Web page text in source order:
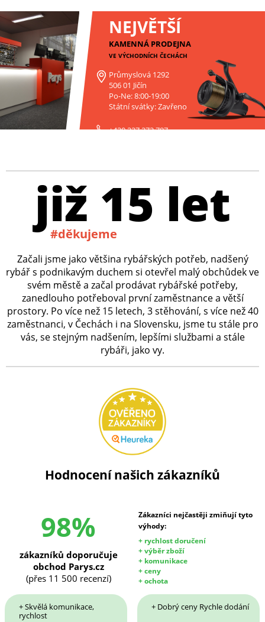
NEJVĚTŠÍ
KAMENNÁ PRODEJNA
VE VÝCHODNÍCH ČECHÁCH
Průmyslová 1292
506 01 Jičín
Po-Ne: 8:00-19:00
Státní svátky: Zavřeno
+420 227 272 797
již 15 let
#děkujeme
Začali jsme jako většina rybářských potřeb, nadšený
rybář s podnikavým duchem si otevřel malý obchůdek ve
svém městě a začal prodávat rybářské potřeby,
zanedlouho potřeboval první zaměstnance a větší
prostory. Po více než 15 letech, 3 stěhování, s více než 40
zaměstnanci, v Čechách i na Slovensku, jsme tu stále pro
vás, se stejným nadšením, lepšími službami a stále
rybáři, jako vy.
Hodnocení našich zákazníků
98%
Zákazníci nejčastěji zmiňují tyto
výhody:
+ rychlost doručení
+ výběr zboží
+ komunikace
+ ceny
+ ochota
zákazníků doporučuje
obchod Parys.cz
(přes 11 500 recenzí)
+ Skvělá komunikace,
rychlost
+ Dobrý ceny Rychle dodání